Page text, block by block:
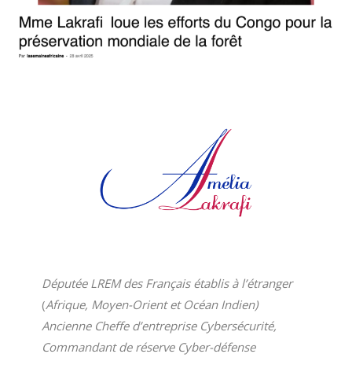
Députée LREM des Français établis à l’étranger
(Afrique, Moyen-Orient et Océan Indien)
Ancienne Cheffe d’entreprise Cybersécurité,
Commandant de réserve Cyber-défense